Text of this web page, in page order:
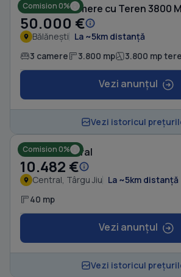
Comision 0%
Casă cu 3 camere cu Teren 3800
50.000 €
Bălănești La ~5km distanță
3 camere 3.800 mp 3.800 mp
Vezi anunțul
Vezi istoricul
Comision 0%
Casă în Central
10.482 €
Central, Târgu Jiu La ~5km distanță
40 mp
Vezi anunțul
Vezi istoricul